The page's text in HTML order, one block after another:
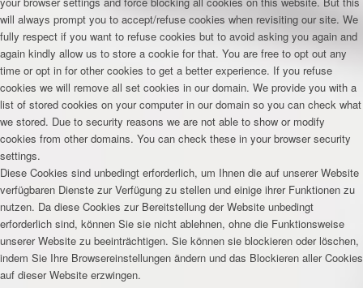
will always prompt you to accept/refuse cookies when revisiting our site. We
fully respect if you want to refuse cookies but to avoid asking you again and
again kindly allow us to store a cookie for that. You are free to opt out any
time or opt in for other cookies to get a better experience. If you refuse
cookies we will remove all set cookies in our domain. We provide you with a
list of stored cookies on your computer in our domain so you can check what
we stored. Due to security reasons we are not able to show or modify
cookies from other domains. You can check these in your browser security
settings.
Diese Cookies sind unbedingt erforderlich, um Ihnen die auf unserer Website
verfügbaren Dienste zur Verfügung zu stellen und einige ihrer Funktionen zu
nutzen. Da diese Cookies zur Bereitstellung der Website unbedingt
erforderlich sind, können Sie sie nicht ablehnen, ohne die Funktionsweise
unserer Website zu beeinträchtigen. Sie können sie blockieren oder löschen,
indem Sie Ihre Browsereinstellungen ändern und das Blockieren aller Cookies
auf dieser Website erzwingen.